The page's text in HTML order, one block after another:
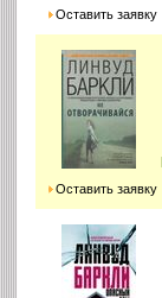
Оставить заявку
Оставить заявку